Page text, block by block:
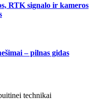
RTK signalo ir kameros
– pilnas gidas
technikai